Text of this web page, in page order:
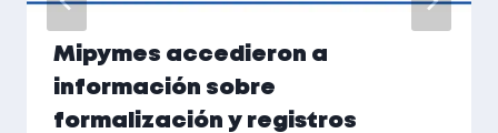
Mipymes accedieron a
información sobre
formalización y registros